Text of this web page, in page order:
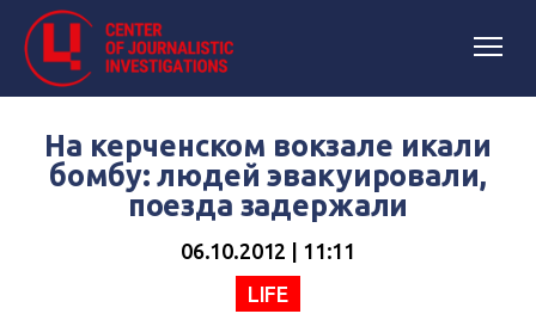
На керченском вокзале икали
бомбу: людей эвакуировали,
поезда задержали
06.10.2012 | 11:11
LIFE